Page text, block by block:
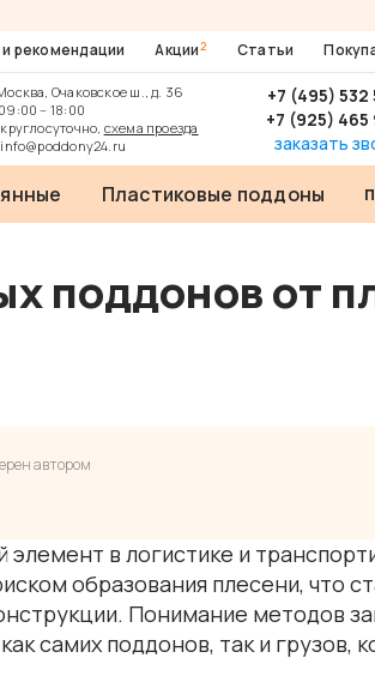
рекомендации Акции2 Статьи
Очаковское ш., д. 36
– 18:00
круглосуточно, схема проезда
info@poddony24.ru
+7 (495) 532
+7 (925) 465
заказать
Пластиковые поддоны
поддонов от
автором
в логистике и
образования плесени, что
Понимание методов
самих поддонов, так и грузов,